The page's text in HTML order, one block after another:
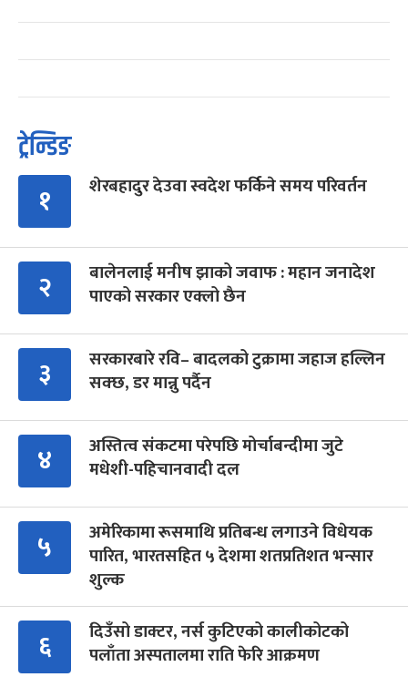
ट्रेन्डिङ
१ शेरबहादुर देउवा स्वदेश फर्किने समय परिवर्तन
२
बालेनलाई मनीष झाको जवाफ : महान जनादेश
पाएको सरकार एक्लो छैन
३
सरकारबारे रवि– बादलको टुक्रामा जहाज हल्लिन
सक्छ, डर मान्नु पर्दैन
४
अस्तित्व संकटमा परेपछि मोर्चाबन्दीमा जुटे
मधेशी-पहिचानवादी दल
५
अमेरिकामा रूसमाथि प्रतिबन्ध लगाउने विधेयक
पारित, भारतसहित ५ देशमा शतप्रतिशत भन्सार
शुल्क
६
दिउँसो डाक्टर, नर्स कुटिएको कालीकोटको
पलाँता अस्पतालमा राति फेरि आक्रमण